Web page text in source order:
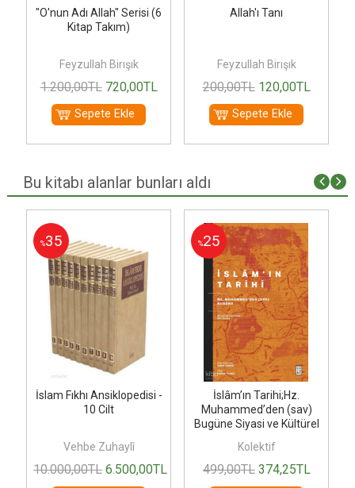
"O'nun Adı Allah" Serisi (6
Kitap Takım)
Feyzullah Birışık
1.200,00TL 720,00TL
Sepete Ekle
Allah'ı Tanı
Feyzullah Birışık
200,00TL 120,00TL
Sepete Ekle
Bu kitabı alanlar bunları aldı
%35
İslam Fıkhı Ansiklopedisi -
10 Cilt
Vehbe Zuhaylî
10.000,00TL 6.500,00TL
%25
İslâm’ın Tarihi;Hz.
Muhammed’den (sav)
Bugüne Siyasi ve Kültürel
Kolektif
499,00TL 374,25TL